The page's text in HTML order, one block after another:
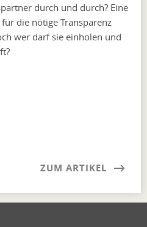
durch und durch? Eine
die nötige Transparenz
wer darf sie einholen und
ZUM ARTIKEL